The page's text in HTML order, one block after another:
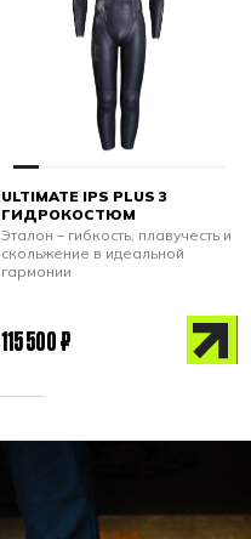
ULTIMATE IPS PLUS 3
ГИДРОКОСТЮМ
Эталон – гибкость, плавучесть и
скольжение в идеальной
гармонии
115 500 ₽